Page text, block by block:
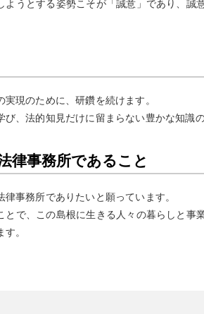
ようとする姿勢こそが「誠意」であり、誠
現のために、研鑽を続けます。
、法的知見だけに留まらない豊かな知識
律事務所であること
事務所でありたいと願っています。
とで、この島根に生きる人々の暮らしと事
。